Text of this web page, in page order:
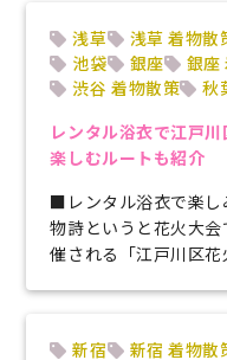
浅草 浅草 着物散
池袋
銀座 銀座
渋谷 着物散策
秋
レンタル浴衣で江戸
楽しむルートも紹介
■レンタル浴衣で楽し
物詩というと花火大
催される「江戸川区
新宿 新宿 着物散